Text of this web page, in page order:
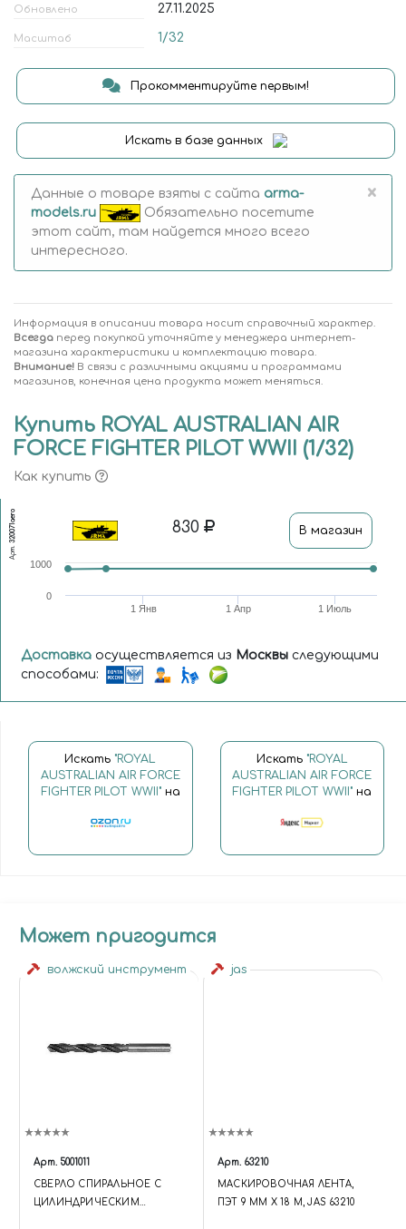
Обновлено 27.11.2025
Масштаб 1/32
Прокомментируйте первым!
Искать в базе данных
Данные о товаре взяты с сайта arma-
models.ru
Обязательно посетите
этот сайт, там найдется много всего
интересного.
×
Информация в описании товара носит справочный характер.
Всегда перед покупкой уточняйте у менеджера интернет-
магазина характеристики и комплектацию товара.
Внимание! В связи с различными акциями и программами
магазинов, конечная цена продукта может меняться.
Купить ROYAL AUSTRALIAN AIR
FORCE FIGHTER PILOT WWII (1/32)
Как купить
Арт.
320071aero 830 В магазин
1 Янв 1 Апр 1 Июль
0
1000
Доставка осуществляется из Москвы следующими
способами:
Искать "ROYAL
AUSTRALIAN AIR FORCE
FIGHTER PILOT WWII"на
Искать "ROYAL
AUSTRALIAN AIR FORCE
FIGHTER PILOT WWII" на
Может пригодится
волжский инструмент
Арт. 5001011
СВЕРЛО СПИРАЛЬНОЕ С
ЦИЛИНДРИЧЕСКИМ
jas
Арт. 63210
МАСКИРОВОЧНАЯ ЛЕНТА,
ПЭТ 9 ММ Х 18 М, JAS 63210